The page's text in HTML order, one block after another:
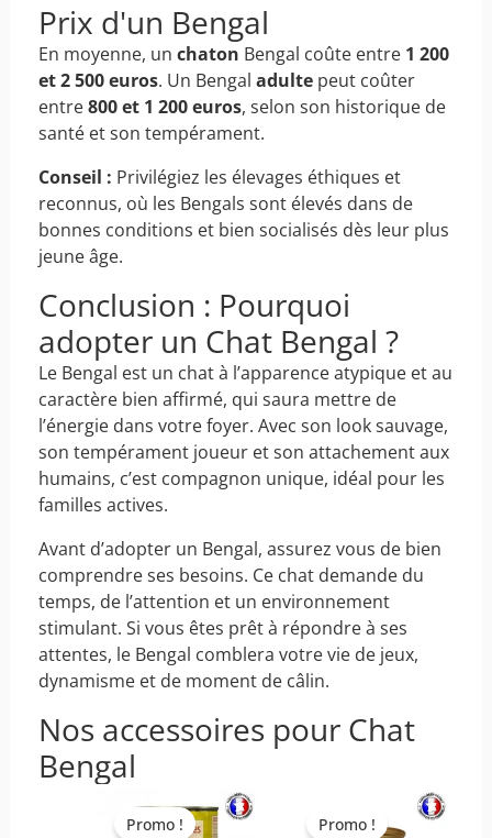
Prix d'un Bengal
En moyenne, un chaton Bengal coûte entre 1 200
et 2 500 euros. Un Bengal adultepeut coûter
entre800 et 1 200 euros, selon son historique de
santé et son tempérament.
Conseil : Privilégiez les élevages éthiques et
reconnus, où les Bengals sont élevés dans de
bonnes conditions et bien socialisés dès leur plus
jeune âge.
Conclusion : Pourquoi
adopter un Chat Bengal ?
Le Bengal est un chat à l’apparence atypique et au
caractère bien affirmé, qui saura mettre de
l’énergie dans votre foyer. Avec son look sauvage,
son tempérament joueur et son attachement aux
humains, c’est compagnon unique, idéal pour les
familles actives.
Avant d’adopter un Bengal, assurez vous de bien
comprendre ses besoins. Ce chat demande du
temps, de l’attention et un environnement
stimulant. Si vous êtes prêt à répondre à ses
attentes, le Bengal comblera votre vie de jeux,
dynamisme et de moment de câlin.
Nos accessoires pour Chat
Bengal
Promo !produit
Promo !produit